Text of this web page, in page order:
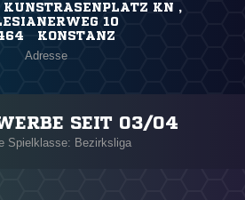
KUNSTRASENPLATZ KN ,
10
KONSTANZ
Adresse
SEIT 03/04
Spielklasse: Bezirksliga